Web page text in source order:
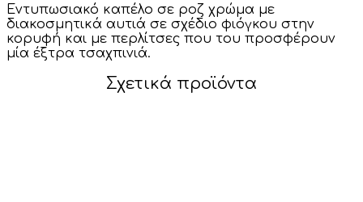
Εντυπωσιακό καπέλο σε ροζ χρώμα με
διακοσμητικά αυτιά σε σχέδιο φιόγκου στην
κορυφή και με περλίτσες που του προσφέρουν
μία έξτρα τσαχπινιά.
Σχετικά προϊόντα